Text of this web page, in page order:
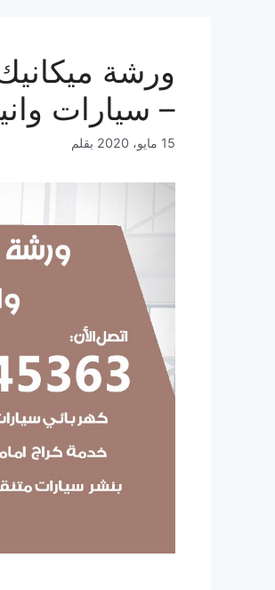
– سيارات
15 مايو، 2020 بقلم